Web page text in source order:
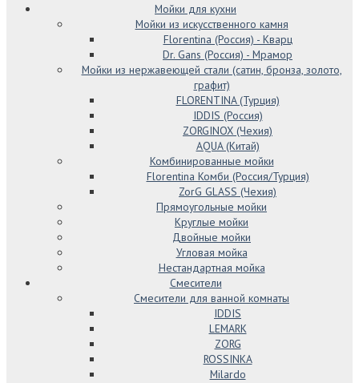
Мойки для кухни
Мойки из искусственного камня
Florentina (Россия) - Кварц
Dr. Gans (Россия) - Мрамор
Мойки из нержавеющей стали (сатин, бронза, золото,
графит)
FLORENTINA (Турция)
IDDIS (Россия)
ZORGINOX (Чехия)
AQUA (Китай)
Комбинированные мойки
Florentina Комби (Россия/Турция)
ZorG GLASS (Чехия)
Прямоугольные мойки
Круглые мойки
Двойные мойки
Угловая мойка
Нестандартная мойка
Смесители
Смесители для ванной комнаты
IDDIS
LEMARK
ZORG
ROSSINKA
Milardo